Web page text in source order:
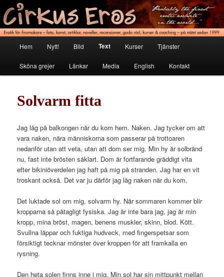
Hoppa
till
primärt
innehållCirkus Eros
Erotik för finsmakare
Hem Nytt! Bild Text Kurser Tjänster
Sköna grejer Länkar Media English Kontakt
Solvarm fitta
Jag låg på balkongen när du kom hem. Naken. Jag tycker om att
vara naken, nära människorna som passerar på trottoaren
nedanför utan att veta, utan att dom ser mig. Min hy är solbränd
nu, fast inte brösten såklart. Dom är fortfarande gräddigt vita
efter bikiniöverdelen jag haft på mig på stranden. Jag har en vit
troskant också. Det var ju därför jag låg naken när du kom.
Det luktade sol om mig, solvarm hy. När sommaren kommer blir
kropparna så påtagligt fysiska. Jag är inte bara jag, jag är min
kropp, mina bröst, magen, benens muskler, skinn, blod. Kött.
Svullna läppar och fuktiga hudveck, med fingerspetsar som
försiktigt tecknar mönster över kroppen för att framkalla en
rysning.
Den heta solen finns inne i mig. Min sol har sin mittpunkt mellan